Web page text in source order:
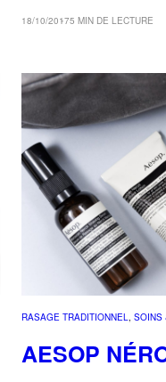
18/10/20175 MIN DE LECTURE
RASAGE TRADITIONNEL SOINS
AESOP